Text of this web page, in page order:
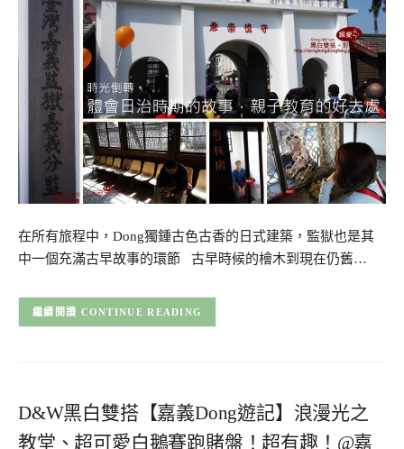
在所有旅程中，Dong獨鍾古色古香的日式建築，監獄也是其
中一個充滿古早故事的環節 古早時候的檜木到現在仍舊…
CONTINUE READING
D&W黑白雙搭【嘉義Dong遊記】浪漫光之
教堂、超可愛白鵝賽跑賭盤！超有趣！@嘉